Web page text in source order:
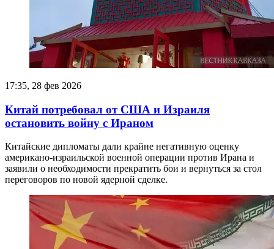
17:35, 28 фев 2026
Китай потребовал от США и Израиля
остановить войну с Ираном
Китайские дипломаты дали крайне негативную оценку
американо-израильской военной операции против Ирана и
заявили о необходимости прекратить бои и вернуться за стол
переговоров по новой ядерной сделке.